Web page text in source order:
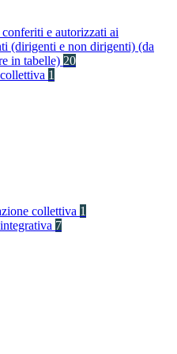
e autorizzati ai
(dirigenti e non dirigenti) (da
in tabelle) 20
1
collettiva 1
7